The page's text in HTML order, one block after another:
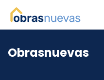
*
Obrasnuevas